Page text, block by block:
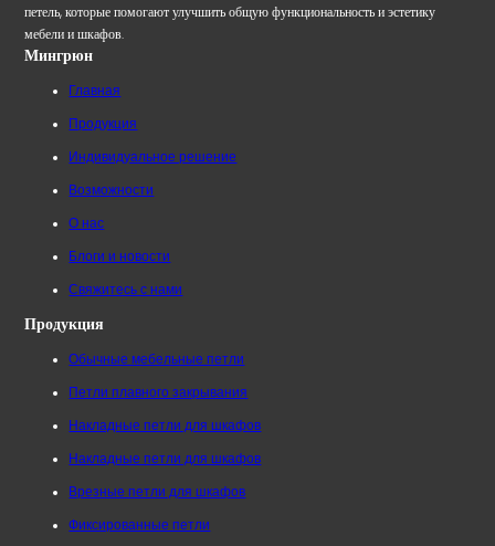
петель, которые помогают улучшить общую функциональность и эстетику
мебели и шкафов.
Мингрюн
Главная
Продукция
Индивидуальное решение
Возможности
О нас
Блоги и новости
Свяжитесь с нами
Продукция
Обычные мебельные петли
Петли плавного закрывания
Накладные петли для шкафов
Накладные петли для шкафов
Врезные петли для шкафов
Фиксированные петли